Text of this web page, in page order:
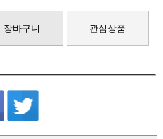
장바구니 관심상품